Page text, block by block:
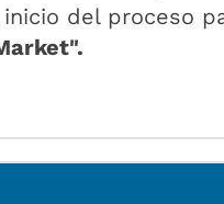
del proceso